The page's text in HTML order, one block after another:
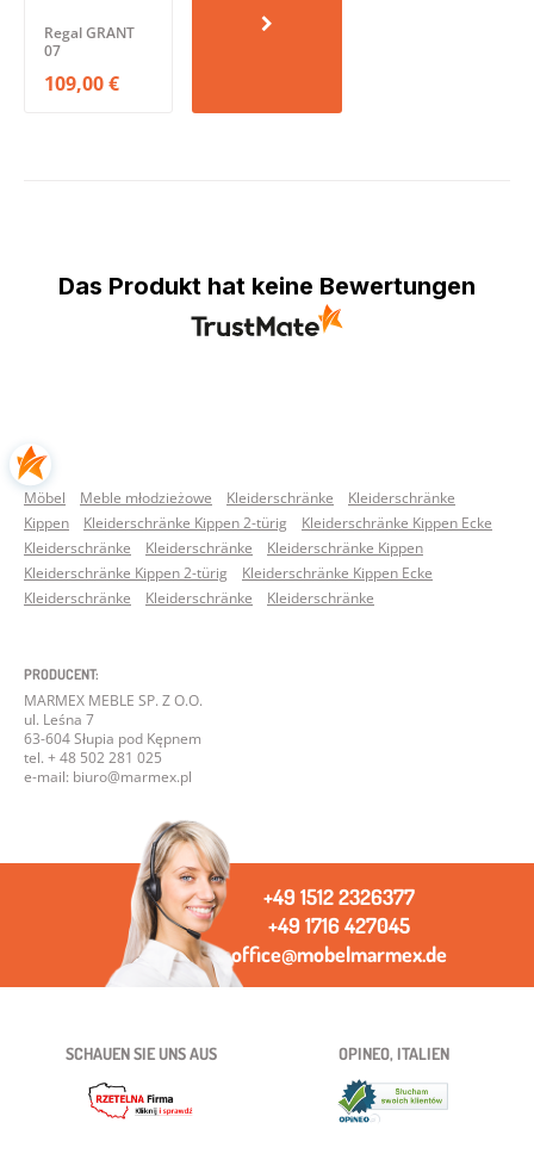
Regal GRANT
07
109,00 €
Das Produkt hat keine Bewertungen
Möbel Meble młodzieżowe Kleiderschränke
Kleiderschränke
Kippen
Kleiderschränke Kippen 2-türig
Kleiderschränke Kippen Ecke
Kleiderschränke
Kleiderschränke
Kleiderschränke Kippen
Kleiderschränke Kippen 2-türig
Kleiderschränke Kippen Ecke
Kleiderschränke
Kleiderschränke Kleiderschränke
PRODUCENT:
MARMEX MEBLE SP. Z O.O.
ul. Leśna 7
63-604 Słupia pod Kępnem
tel. + 48 502 281 025
e-mail: biuro@marmex.pl
+49 1512 2326377
+49 1716 427045
office@mobelmarmex.de
SCHAUEN SIE UNS AUS OPINEO, ITALIEN